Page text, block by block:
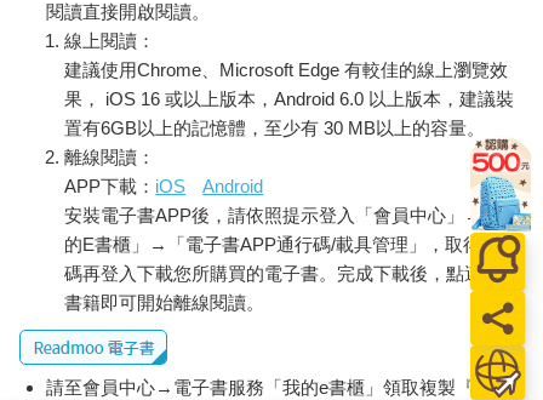
閱讀直接開啟閱讀。
線上閱讀：
建議使用Chrome、Microsoft Edge 有較佳的線上瀏覽效
果， iOS 16 或以上版本，Android 6.0 以上版本，建議裝
置有6GB以上的記憶體，至少有 30 MB以上的容量。
離線閱讀：
APP下載： iOS
Android
安裝電子書APP後，請依照提示登入「會員中心」→「我
的E書櫃」→「電子書APP通行碼/載具管理」，取得通行
碼再登入下載您所購買的電子書。完成下載後，點選任一
書籍即可開始離線閱讀。
請至會員中心→電子書服務「我的e書櫃」領取複製『兌換